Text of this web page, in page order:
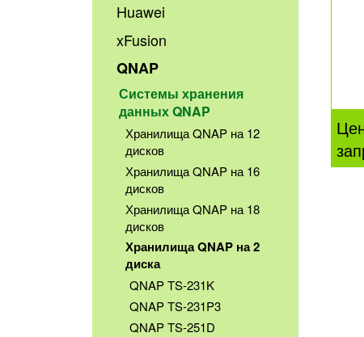
Huawei
xFusion
QNAP
Системы хранения
данных QNAP
Хранилища QNAP на 12
дисков
Хранилища QNAP на 16
дисков
Хранилища QNAP на 18
дисков
Хранилища QNAP на 2
диска
QNAP TS-231K
QNAP TS-231P3
QNAP TS-251D